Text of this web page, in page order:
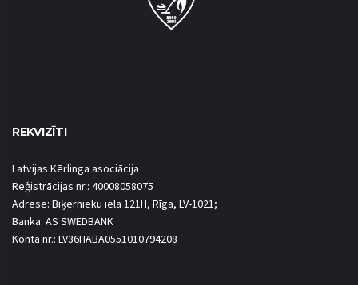
REKVIZĪTI
Latvijas Kērlinga asociācija
Reģistrācijas nr.: 40008058075
Adrese: Biķernieku iela 121H, Rīga, LV-1021;
Banka: AS SWEDBANK
Konta nr.: LV36HABA0551010794208